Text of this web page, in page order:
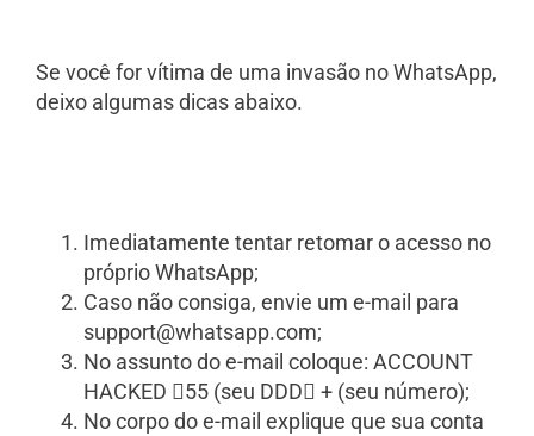
Se você for vítima de uma invasão no WhatsApp,
deixo algumas dicas abaixo.
Imediatamente tentar retomar o acesso no
próprio WhatsApp;
Caso não consiga, envie um e-mail para
support@whatsapp.com;
No assunto do e-mail coloque: ACCOUNT
HACKED 55 (seu DDD + (seu número);
No corpo do e-mail explique que sua conta